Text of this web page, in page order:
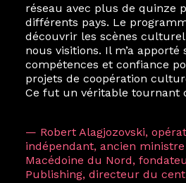
réseau avec plus de quinze
différents pays. Le
découvrir les scènes
nous visitions. Il m’a apporté
compétences et confiance
projets de coopération
Ce fut un véritable tournant
— Robert Alagjozovski,
indépendant, ancien
Macédoine du Nord,
Publishing, directeur du
bien au-delà de la salle de
mois, j’invitais mes
des projets allant de Baguio
de Helsinki à Kuala Lumpur,
Tokyo et Varsovie, renforçant
curatrice consistant à
travers les disciplines et les
celle avec ma consœur
Zuntz — une amitié dont la
vision ont transformé ma
conduite de Singapour à